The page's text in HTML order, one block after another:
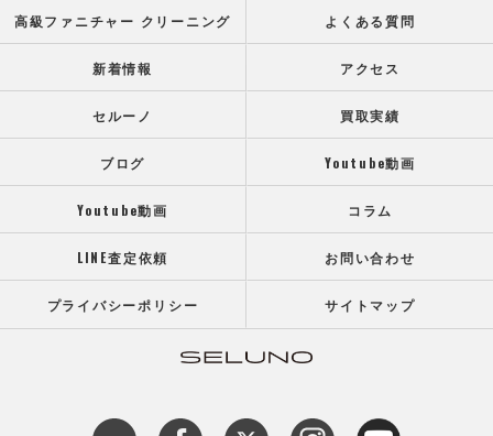
高級ファニチャー クリーニング よくある質問
新着情報 アクセス
セルーノ 買取実績
ブログ Youtube動画
Youtube動画 コラム
LINE査定依頼 お問い合わせ
プライバシーポリシー サイトマップ